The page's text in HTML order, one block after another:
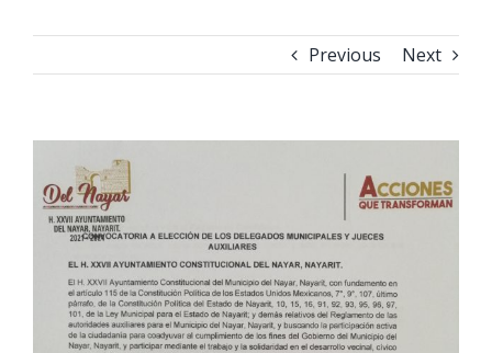
Previous Next
Larger
Image